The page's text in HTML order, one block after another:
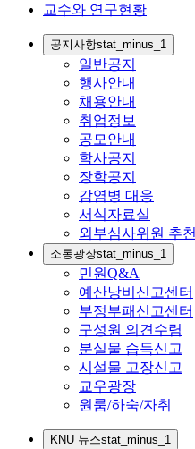
교수와 연구현황
공지사항stat_minus_1
일반공지
행사안내
채용안내
취업정보
공모안내
학사공지
장학공지
감염병 대응
서식자료실
외부심사위원 추천
소통광장stat_minus_1
민원Q&A
예산낭비신고센터
부정부패신고센터
구성원 의견수렴
분실물 습득신고
시설물 고장신고
교우광장
원룸/하숙/자취
KNU 뉴스stat_minus_1